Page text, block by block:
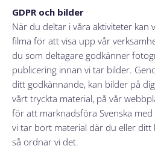
GDPR och bilder
När du deltar i våra aktiviteter kan
filma för att visa upp vår
du som deltagare godkänner
publicering innan vi tar bilder.
ditt godkännande, kan bilder på
vårt tryckta material, på vår
för att marknadsföra Svenska
vi tar bort material där du eller ditt
så ordnar vi det.